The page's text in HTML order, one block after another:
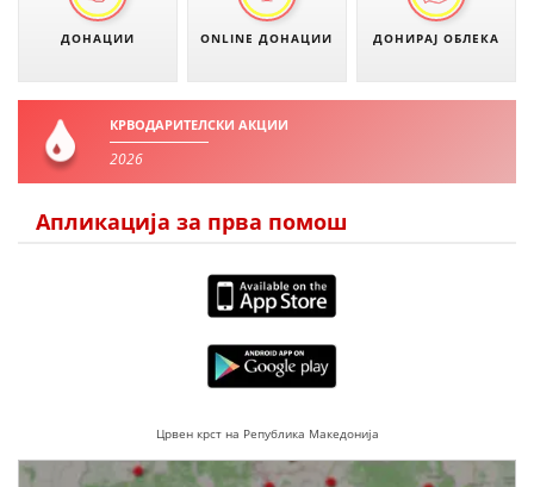
МЕНАЏМЕНТ НА ВОЛОНТЕРИ
ЗА НАС
ПРИРАЧНИЦИ
СТРАТЕГИИ
ДОНАЦИИ ONLINE ДОНАЦИИ ДОНИРАЈ ОБЛЕКА
КРВОДАРИТЕЛСКИ АКЦИИ
2026
Апликација за прва помош
Црвен крст на Република Македонија